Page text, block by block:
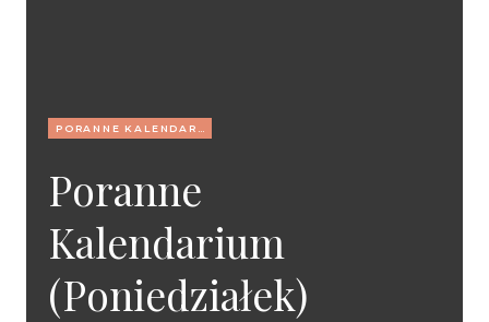
Poranne
Kalendarium
(poniedziałek)